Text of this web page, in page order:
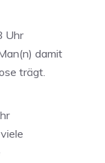
Uhr
damit
trägt.